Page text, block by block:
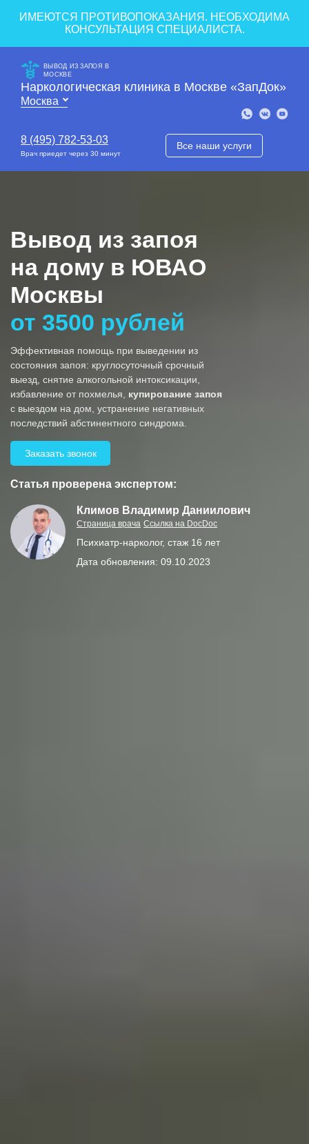
ИМЕЮТСЯ ПРОТИВОПОКАЗАНИЯ. НЕОБХОДИМА
КОНСУЛЬТАЦИЯ СПЕЦИАЛИСТА.
ВЫВОД ИЗ ЗАПОЯ В
МОСКВЕ
Наркологическая клиника в Москве «ЗапДок»
8 (495) 782-53-03
Врач приедет через 30 минут
Все наши услуги
Вывод из запоя
на дому в ЮВАО
Москвы
от 3500 рублей
Эффективная помощь при выведении из
состояния запоя: круглосуточный срочный
выезд, снятие алкогольной интоксикации,
избавление от похмелья, купирование запоя
с выездом на дом, устранение негативных
последствий абстинентного синдрома.
Заказать звонок
Статья проверена экспертом:
Климов Владимир Даниилович
Страница врача Ссылка на DocDoc
Психиатр-нарколог, стаж 16 лет
Дата обновления: 09.10.2023